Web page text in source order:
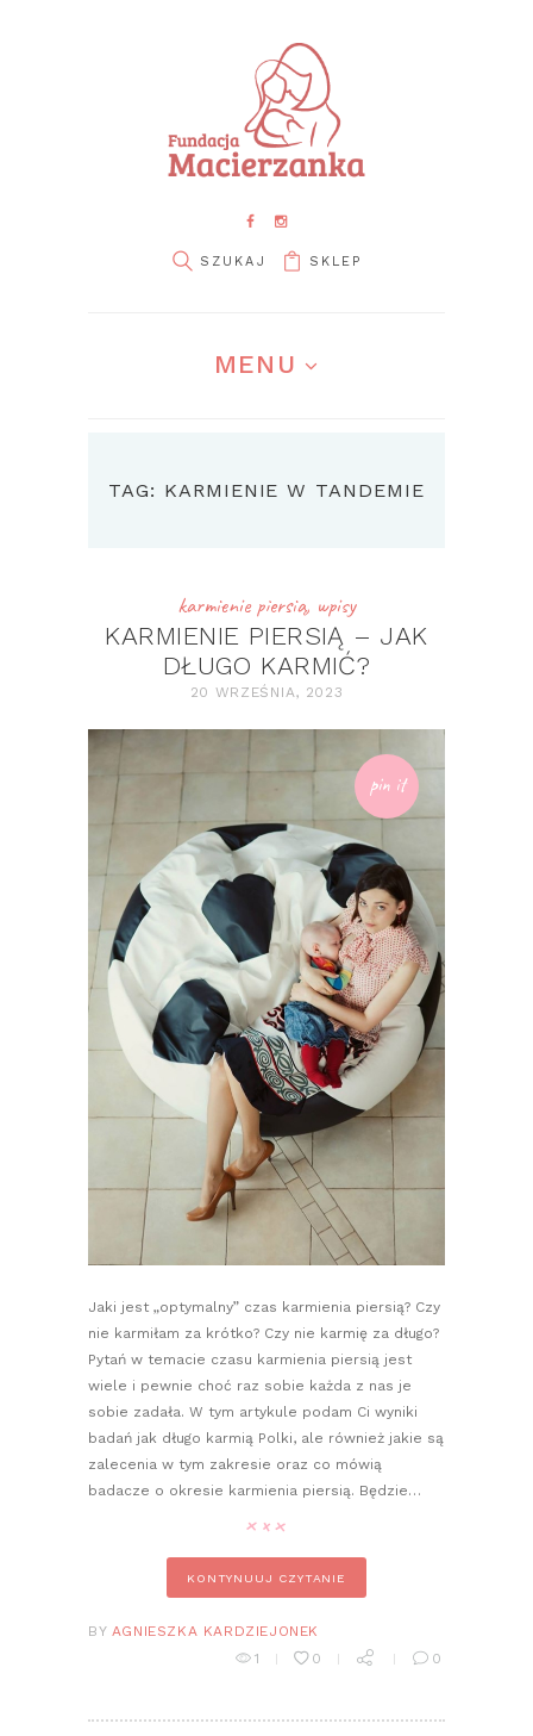
SKLEP
MENU
TAG: KARMIENIE W TANDEMIE
karmienie piersią, wpisy
KARMIENIE PIERSIĄ – JAK
DŁUGO KARMIĆ?
20 WRZEŚNIA, 2023
pin it
Jaki jest „optymalny” czas karmienia piersią? Czy
nie karmiłam za krótko? Czy nie karmię za długo?
Pytań w temacie czasu karmienia piersią jest
wiele i pewnie choć raz sobie każda z nas je
sobie zadała. W tym artykule podam Ci wyniki
badań jak długo karmią Polki, ale również jakie są
zalecenia w tym zakresie oraz co mówią
badacze o okresie karmienia piersią. Będzie…
KONTYNUUJ CZYTANIE
BY AGNIESZKA KARDZIEJONEK
1
0 0